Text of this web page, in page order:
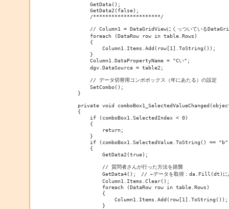
            GetData();
            GetData2(false);
            /**********************/
// Column1 = DataGridViewにくっついている
            foreach (DataRow row in table.Rows)
            {
                Column1.Items.Add(row[1].ToString());
            }
            Column1.DataPropertyName = "Cい";
            dgv.DataSource = table2;
            // データ切替用コンボボックス（年にあたる）の設定
            SetCombo();
        }
private void
        {
            if (comboBox1.SelectedIndex < 0)
            {
                return;
            }
if (comboBox1.SelectedValue.ToString() ==
            {
                GetData2(true);
                // 質問者さんが行った方法を踏襲
GetData4();　// ←データを取得：
                Column1.Items.Clear();
                foreach (DataRow row in table.Rows)
                {
                    Column1.Items.Add(row[1].ToString());
                }